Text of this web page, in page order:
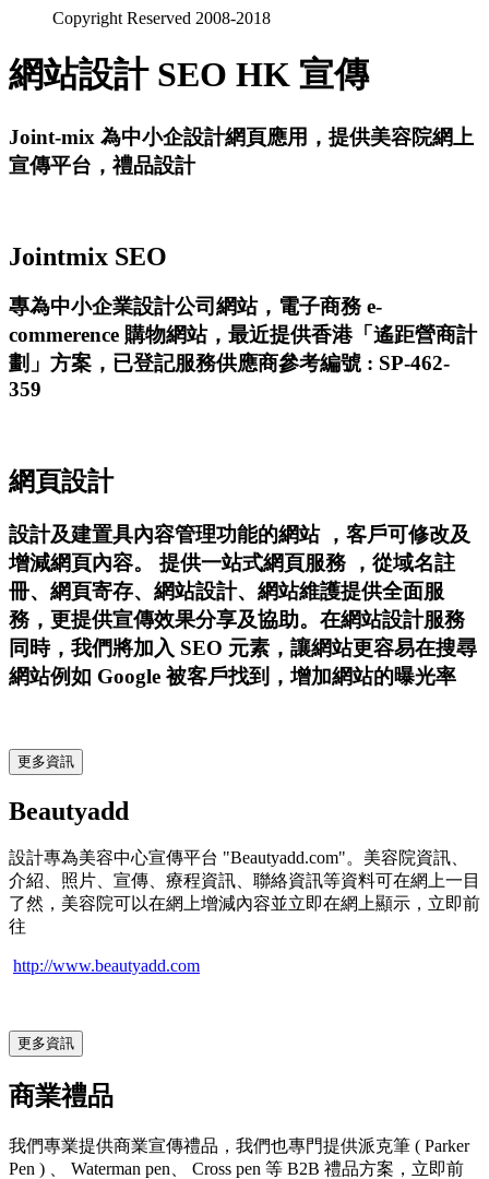
Copyright Reserved 2008-2018
網站設計 SEO HK 宣傳
Joint-mix 為中小企設計網頁應用，提供美容院網上
宣傳平台，禮品設計
Jointmix SEO
專為中小企業設計公司網站，電子商務 e-
commerence 購物網站，最近提供香港「遙距營商計
劃」方案，已登記服務供應商參考編號 : SP-462-
359
網頁設計
設計及建置具內容管理功能的網站 ，客戶可修改及
增減網頁內容。 提供一站式網頁服務 ，從域名註
冊、網頁寄存、網站設計、網站維護提供全面服
務，更提供宣傳效果分享及協助。在網站設計服務
同時，我們將加入 SEO 元素，讓網站更容易在搜尋
網站例如 Google 被客戶找到，增加網站的曝光率
更多資訊
Beautyadd
設計專為美容中心宣傳平台 "Beautyadd.com"。美容院資訊、
介紹、照片、宣傳、療程資訊、聯絡資訊等資料可在網上一目
了然，美容院可以在網上增減內容並立即在網上顯示，立即前
往
http://www.beautyadd.com
更多資訊
商業禮品
我們專業提供商業宣傳禮品，我們也專門提供派克筆 ( Parker
Pen ) 、 Waterman pen、 Cross pen 等 B2B 禮品方案，立即前